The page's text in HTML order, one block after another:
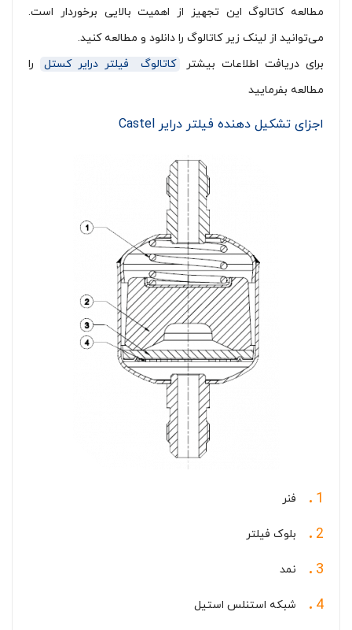
مطالعه کاتالوگ این تجهیز از اهمیت بالایی برخوردار است.
می‌توانید از لینک زیر کاتالوگ را دانلود و مطالعه کنید.
برای دریافت اطلاعات بیشتر
کاتالوگ فیلتر درایر کستل
را
مطالعه بفرمایید
اجزای تشکیل دهنده فیلتر درایر Castel
فنر
بلوک فیلتر
نمد
شبکه استنلس استیل